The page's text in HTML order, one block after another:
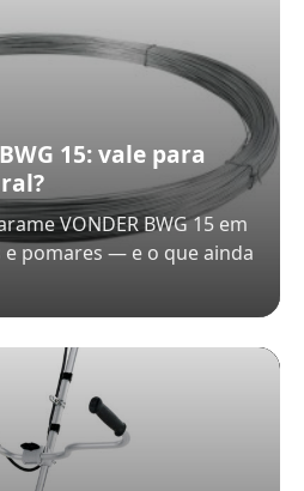
15: vale para
VONDER BWG 15 em
pomares — e o que ainda